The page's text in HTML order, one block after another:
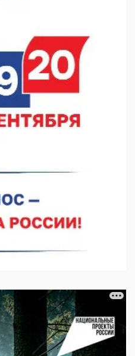
совещание Росгвардии